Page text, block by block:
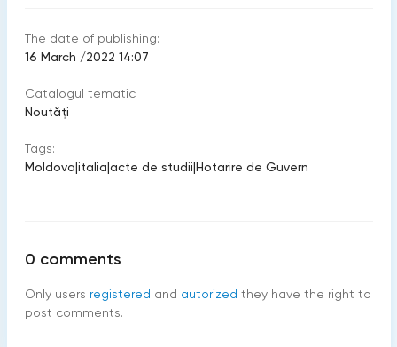
The date of publishing:
16 March /2022 14:07
Catalogul tematic
Noutăți
Tags:
Moldova|italia|acte de studii|Hotarire de Guvern
0 comments
Only users registered and autorized they have the right to
post comments.